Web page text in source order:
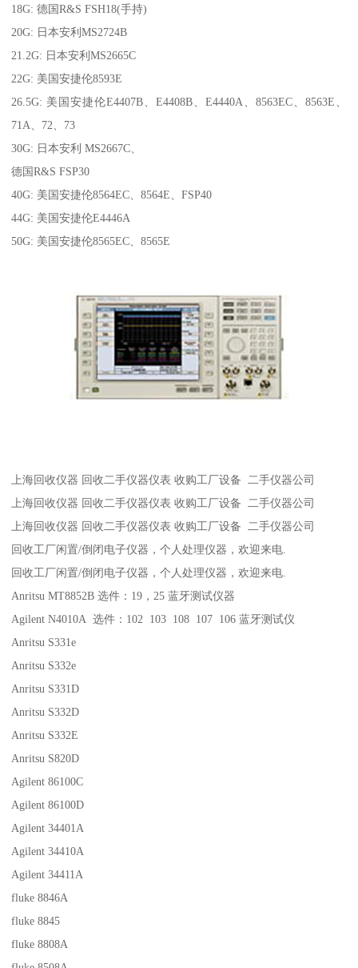
18G: 德国R&S FSH18(手持)
20G: 日本安利MS2724B
21.2G: 日本安利MS2665C
22G: 美国安捷伦8593E
26.5G: 美国安捷伦E4407B、E4408B、E4440A、8563EC、8563E、
71A、72、73
30G: 日本安利 MS2667C、
德国R&S FSP30
40G: 美国安捷伦8564EC、8564E、FSP40
44G: 美国安捷伦E4446A
50G: 美国安捷伦8565EC、8565E
上海回收仪器 回收二手仪器仪表 收购工厂设备 二手仪器公司
上海回收仪器 回收二手仪器仪表 收购工厂设备 二手仪器公司
上海回收仪器 回收二手仪器仪表 收购工厂设备 二手仪器公司
回收工厂闲置/倒闭电子仪器，个人处理仪器，欢迎来电.
回收工厂闲置/倒闭电子仪器，个人处理仪器，欢迎来电.
Anritsu MT8852B 选件：19，25 蓝牙测试仪器
Agilent N4010A 选件：102 103 108 107 106 蓝牙测试仪
Anritsu S331e
Anritsu S332e
Anritsu S331D
Anritsu S332D
Anritsu S332E
Anritsu S820D
Agilent 86100C
Agilent 86100D
Agilent 34401A
Agilent 34410A
Agilent 34411A
fluke 8846A
fluke 8845
fluke 8808A